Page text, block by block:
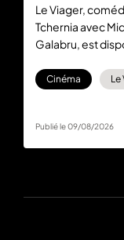
Le Viager,
Tchernia avec
Galabru, est
sansCinéma Le
Publié le 09/08/2026